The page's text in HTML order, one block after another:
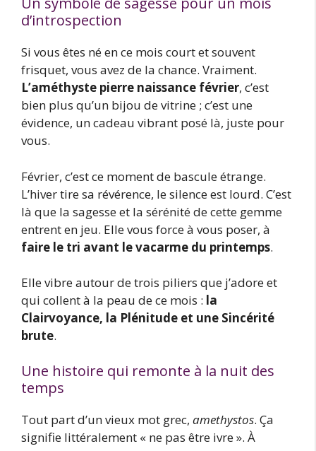
d’introspection
Si vous êtes né en ce mois court et souvent
frisquet, vous avez de la chance. Vraiment.
L’améthyste pierre naissance février, c’est
bien plus qu’un bijou de vitrine ; c’est une
évidence, un cadeau vibrant posé là, juste pour
vous.
Février, c’est ce moment de bascule étrange.
L’hiver tire sa révérence, le silence est lourd. C’est
là que la sagesse et la sérénité de cette gemme
entrent en jeu. Elle vous force à vous poser, à
faire le tri avant le vacarme du printemps.
Elle vibre autour de trois piliers que j’adore et
qui collent à la peau de ce mois : la
Clairvoyance, la Plénitude et une Sincérité
brute.
Une histoire qui remonte à la nuit des
temps
Tout part d’un vieux mot grec, amethystos. Ça
signifie littéralement « ne pas être ivre ». À